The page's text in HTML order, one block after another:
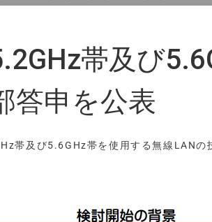
帯及び
答申を公表
帯及び5.6GHz帯を使用する無線LANの